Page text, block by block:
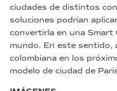
ciudades de distintos
soluciones podrían
convertirla en una Smart
mundo. En este sentido,
colombiana en los
modelo de ciudad de